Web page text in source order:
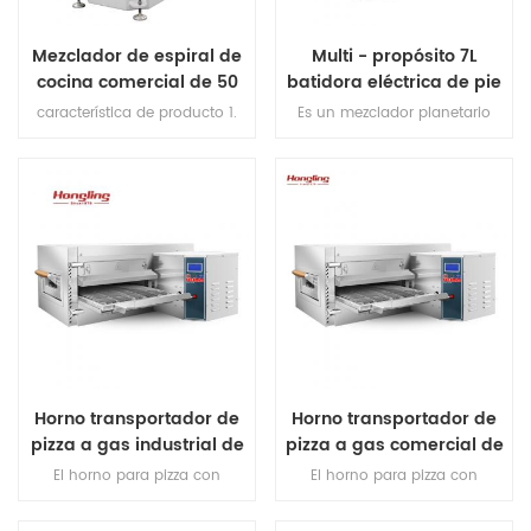
Mezclador de espiral de
cocina comercial de 50
kg 130l y mezclador de
característica de producto 1.
flexión nunca roto. 4.
Japón. 5. superposición y fuga
fucntion protegida. 6. doble
velocidad, doble dirección. 7.
control de doble temporizador.
Multi - propósito 7L
batidora eléctrica de pie
comercial
Es un mezclador planetario
pastel, mezcla de harina, etc.
Horno transportador de
pizza a gas industrial de
18 pulgadas
El horno para pizza con
Horno transportador de
pizza a gas comercial de
20 pulgadas
El horno para pizza con